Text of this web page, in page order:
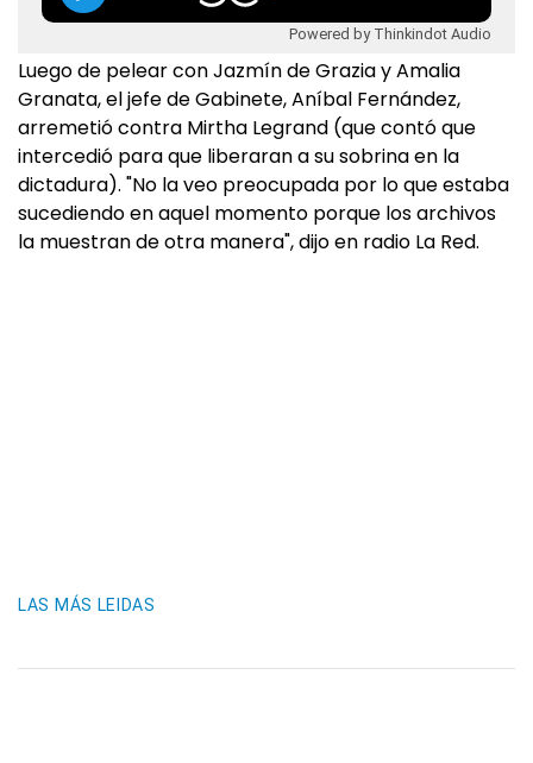
Powered by Thinkindot Audio
Luego de pelear con Jazmín de Grazia y Amalia
Granata, el jefe de Gabinete, Aníbal Fernández,
arremetió contra Mirtha Legrand (que contó que
intercedió para que liberaran a su sobrina en la
dictadura). "No la veo preocupada por lo que estaba
sucediendo en aquel momento porque los archivos
la muestran de otra manera", dijo en radio La Red.
LAS MÁS LEIDAS